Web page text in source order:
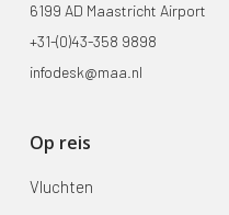
6199 AD Maastricht Airport
+31-(0)43-358 9898
infodesk@maa.nl
Op reis
Vluchten